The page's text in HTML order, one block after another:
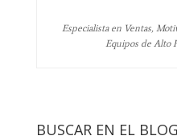
Especialista en Ventas,
Equipos de Alto
BUSCAR EN EL BLOG